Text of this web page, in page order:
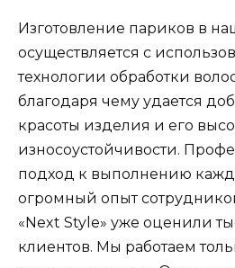
Изготовление париков в
осуществляется с
технологии обработки
благодаря чему удается
красоты изделия и его
износоустойчивости.
подход к выполнению
огромный опыт
«Next Style» уже оценили
клиентов. Мы работаем